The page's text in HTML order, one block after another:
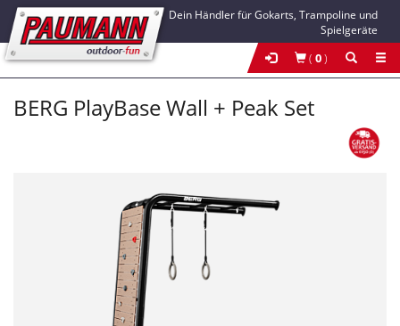
( 0)
Dein Händler für Gokarts, Trampoline und
Spielgeräte
BERG PlayBase Wall + Peak Set